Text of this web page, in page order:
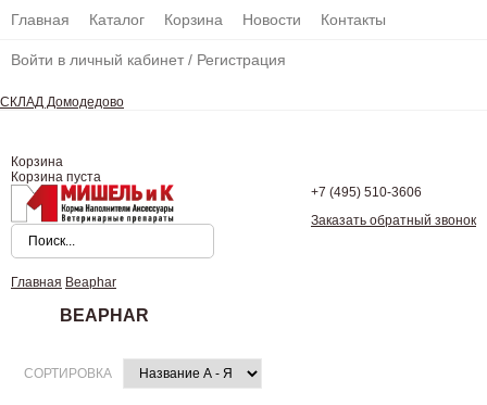
Главная Каталог Корзина Новости Контакты
Войти в личный кабинет / Регистрация
СКЛАД Домодедово
Корзина
Корзина пуста
+7 (495) 510-3606
Заказать обратный звонок
Главная Beaphar
BEAPHAR
СОРТИРОВКА